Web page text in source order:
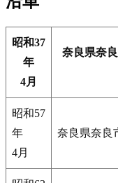
昭和37
年
4月
奈良県奈
昭和57
年
4月
奈良県奈良